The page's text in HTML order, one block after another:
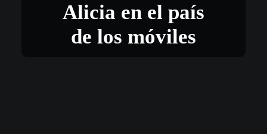
Alicia en el país
de los móviles